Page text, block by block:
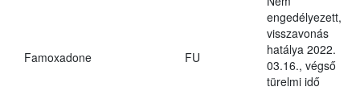
Famoxadone FU
engedélyezett,
visszavonás
hatálya 2022.
03.16., végső
türelmi idő